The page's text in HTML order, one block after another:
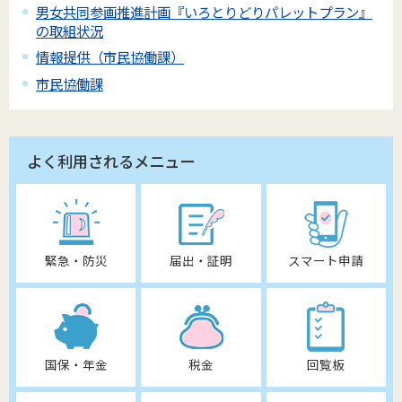
男女共同参画推進計画『いろとりどりパレットプラン』
の取組状況
情報提供（市民協働課）
市民協働課
よく利用されるメニュー
緊急・防災 届出・証明 スマート申請
国保・年金 税金 回覧板